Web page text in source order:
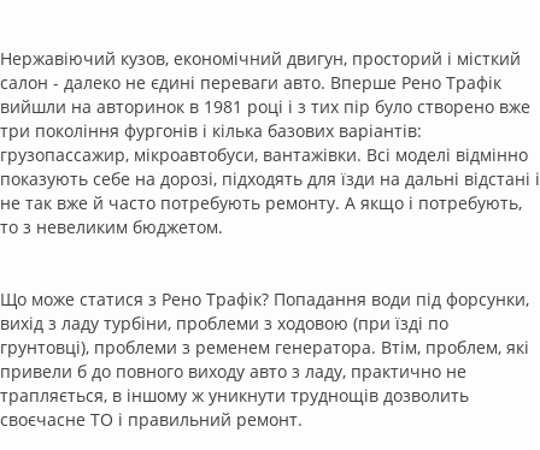
Нержавіючий кузов, економічний двигун, просторий і місткий
салон - далеко не єдині переваги авто. Вперше Рено Трафік
вийшли на авторинок в 1981 році і з тих пір було створено вже
три покоління фургонів і кілька базових варіантів:
грузопассажир, мікроавтобуси, вантажівки. Всі моделі відмінно
показують себе на дорозі, підходять для їзди на дальні відстані і
не так вже й часто потребують ремонту. А якщо і потребують,
то з невеликим бюджетом.
Що може статися з Рено Трафік? Попадання води під форсунки,
вихід з ладу турбіни, проблеми з ходовою (при їзді по
грунтовці), проблеми з ременем генератора. Втім, проблем, які
привели б до повного виходу авто з ладу, практично не
трапляється, в іншому ж уникнути труднощів дозволить
своєчасне ТО і правильний ремонт.